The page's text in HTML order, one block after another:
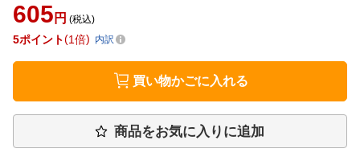
605 円 (税込)
5ポイント 1倍 内訳
買い物かごに入れる
商品をお気に入りに追加